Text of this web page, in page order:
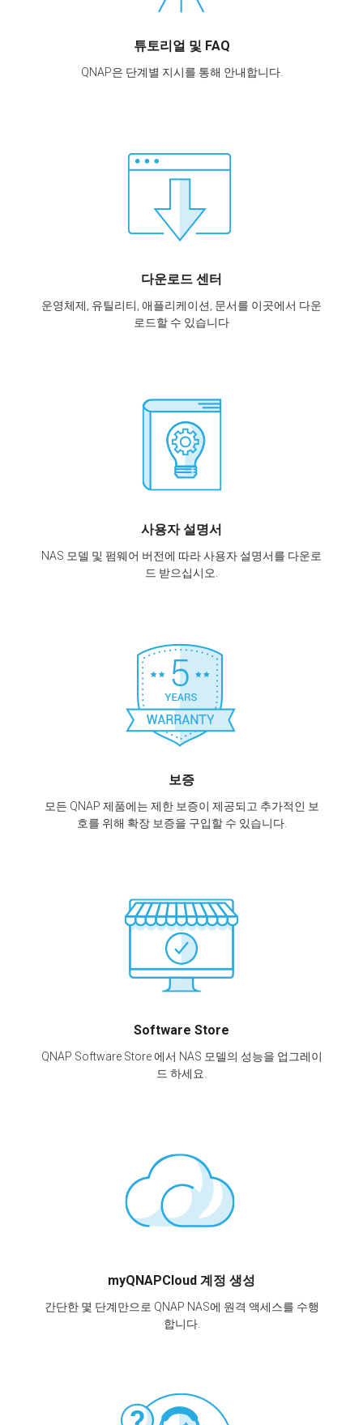
튜토리얼 및 FAQ
QNAP은 단계별 지시를 통해 안내합니다.
다운로드 센터
운영체제, 유틸리티, 애플리케이션, 문서를 이곳에서 다운
로드할 수 있습니다
사용자 설명서
NAS 모델 및 펌웨어 버전에 따라 사용자 설명서를 다운로
드 받으십시오.
보증
모든 QNAP 제품에는 제한 보증이 제공되고 추가적인 보
호를 위해 확장 보증을 구입할 수 있습니다.
Software Store
QNAP Software Store 에서 NAS 모델의 성능을 업그레이
드 하세요.
myQNAPCloud 계정 생성
간단한 몇 단계만으로 QNAP NAS에 원격 액세스를 수행
합니다.